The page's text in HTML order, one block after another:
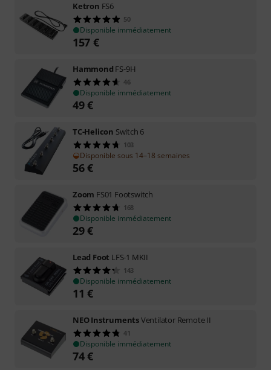
Ketron FS6
50
Disponible immédiatement
157 €
Hammond FS-9H
46
Disponible immédiatement
49€
TC-Helicon Switch 6
103
Disponible sous 14–18 semaines
56€
Zoom FS01 Footswitch
168
Disponible immédiatement
29€
Lead Foot LFS-1 MKII
143
Disponible immédiatement
11 €
NEO InstrumentsVentilator Remote II
41
Disponible immédiatement
74€